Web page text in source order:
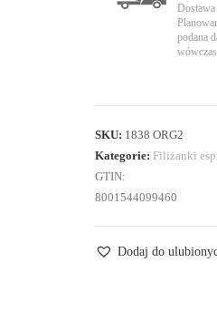
podana
SKU: 1838 ORG2
Kategorie: Filiżanki
GTIN:
8001544099460
Dodaj do